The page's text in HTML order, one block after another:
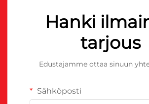
Hanki
tarjous
Edustajamme ottaa sinuun
Sähköposti